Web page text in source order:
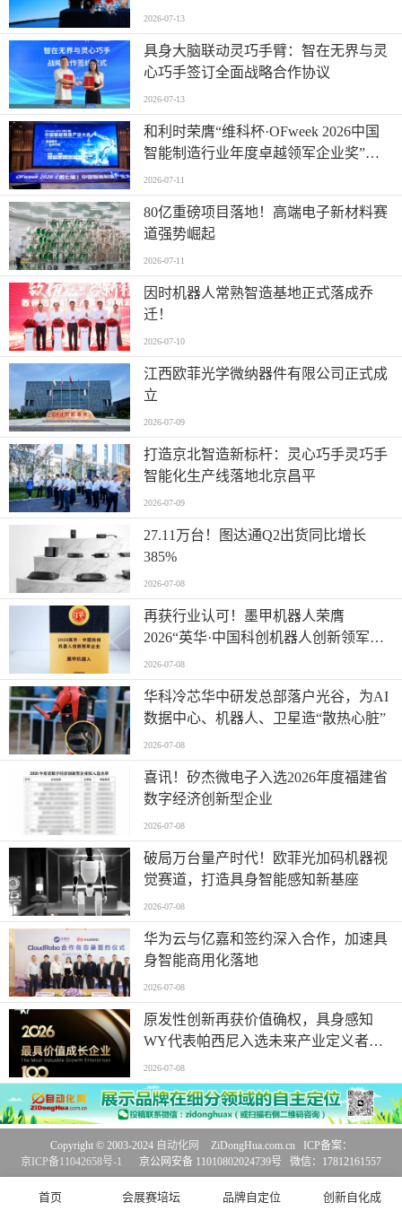
2026-07-13
具身大脑联动灵巧手臂：智在无界与灵
心巧手签订全面战略合作协议
2026-07-13
和利时荣膺“维科杯·OFweek 2026中国
智能制造行业年度卓越领军企业奖”，
以自主创新实力引领智造新浪潮
2026-07-11
80亿重磅项目落地！高端电子新材料赛
道强势崛起
2026-07-11
因时机器人常熟智造基地正式落成乔
迁！
2026-07-10
江西欧菲光学微纳器件有限公司正式成
立
2026-07-09
打造京北智造新标杆：灵心巧手灵巧手
智能化生产线落地北京昌平
2026-07-09
27.11万台！图达通Q2出货同比增长
385%
2026-07-08
再获行业认可！墨甲机器人荣膺
2026“英华·中国科创机器人创新领军企
业”全产业链智能出海标杆
2026-07-08
华科冷芯华中研发总部落户光谷，为AI
数据中心、机器人、卫星造“散热心脏”
2026-07-08
喜讯！矽杰微电子入选2026年度福建省
数字经济创新型企业
2026-07-08
破局万台量产时代！欧菲光加码机器视
觉赛道，打造具身智能感知新基座
2026-07-08
华为云与亿嘉和签约深入合作，加速具
身智能商用化落地
2026-07-08
原发性创新再获价值确权，具身感知
WY代表帕西尼入选未来产业定义者榜
单
2026-07-08
首页 会展赛培坛 品牌自定位 创新自化成
Copyright © 2003-2024 自动化网
ZiDongHua.com.cn ICP备案：
京ICP备11042658号-1
京公网安备 11010802024739号 微信：17812161557